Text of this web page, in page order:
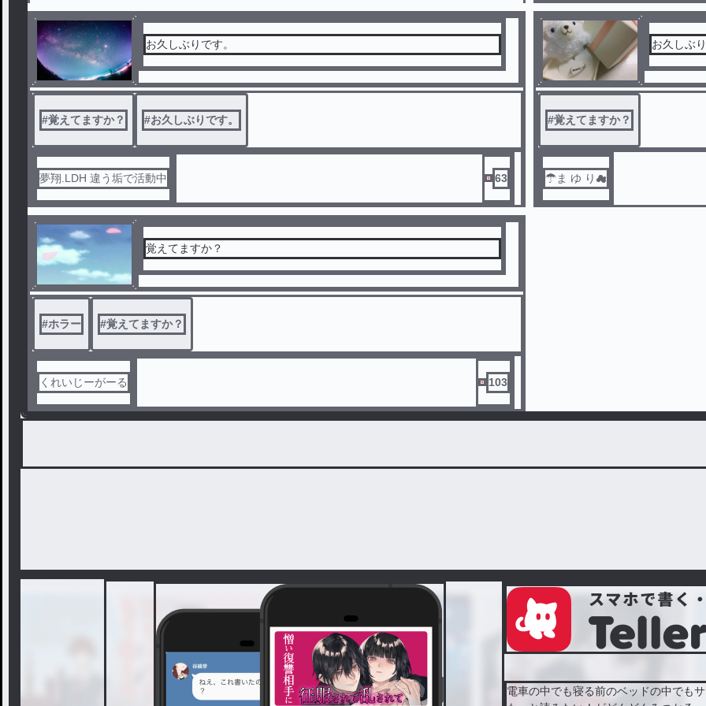
お久しぶりです。
#覚えてますか？ #お久しぶりです。
夢翔.LDH 違う垢で活動中 63
お久しぶ
#覚えてますか？
☂︎ま ゆ り︎︎☁︎︎
覚えてますか？
#ホラー #覚えてますか？
くれいじーがーる 103
電車の中でも寝る前のベッドの中でも